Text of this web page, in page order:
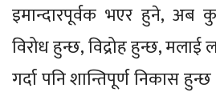
इमान्दारपूर्वक भएर हुने,
विरोध हुन्छ, विद्रोह हुन्छ,
गर्दा पनि शान्तिपूर्ण निकास